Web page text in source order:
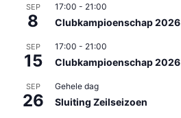
SEP
8
17:00 - 21:00
Clubkampioenschap 2026
SEP
15
17:00 - 21:00
Clubkampioenschap 2026
SEP
26
Gehele dag
Sluiting Zeilseizoen